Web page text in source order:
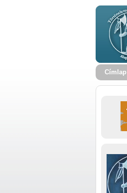
Címlap